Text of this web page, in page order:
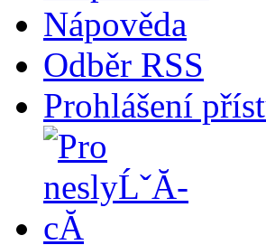
Nápověda
Odběr RSS
Prohlášení